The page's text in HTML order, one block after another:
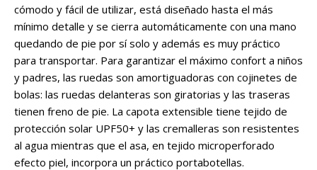
cómodo y fácil de utilizar, está diseñado hasta el más
mínimo detalle y se cierra automáticamente con una mano
quedando de pie por sí solo y además es muy práctico
para transportar. Para garantizar el máximo confort a niños
y padres, las ruedas son amortiguadoras con cojinetes de
bolas: las ruedas delanteras son giratorias y las traseras
tienen freno de pie. La capota extensible tiene tejido de
protección solar UPF50+ y las cremalleras son resistentes
al agua mientras que el asa, en tejido microperforado
efecto piel, incorpora un práctico portabotellas.